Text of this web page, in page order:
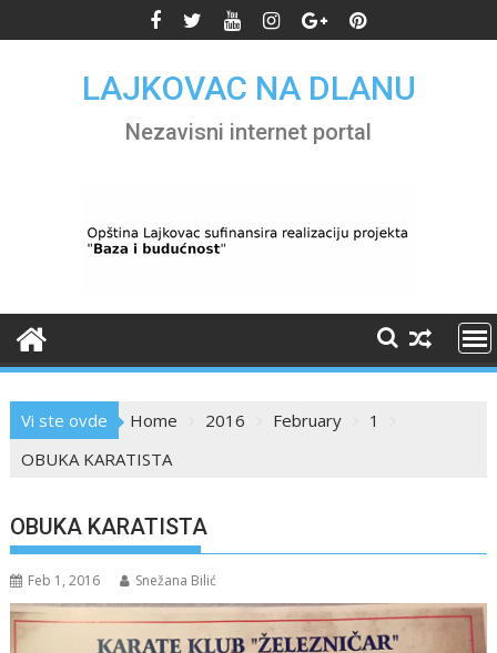
to
LAJKOVAC NA DLANU
Nezavisni internet portal
Vi ste ovde Home 2016 February
1
OBUKA KARATISTA
OBUKA KARATISTA
Feb 1, 2016 Snežana Bilić